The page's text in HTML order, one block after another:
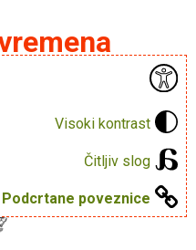
Visoki kontrast
Čitljiv slog
Podcrtane poveznice
knjiga.